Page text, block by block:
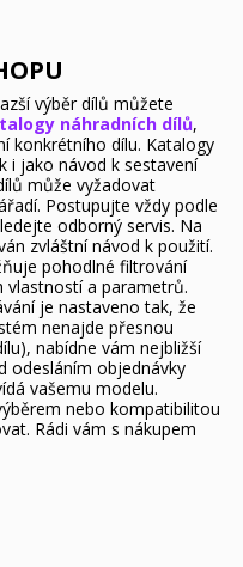
výběr dílů můžete
náhradních dílů,
konkrétního dílu. Katalogy
i jako návod k sestavení
může vyžadovat
Postupujte vždy podle
odborný servis. Na
zvláštní návod k použití.
pohodlné filtrování
vlastností a parametrů.
je nastaveno tak, že
nenajde přesnou
nabídne vám nejbližší
odesláním objednávky
vašemu modelu.
nebo kompatibilitou
Rádi vám s nákupem